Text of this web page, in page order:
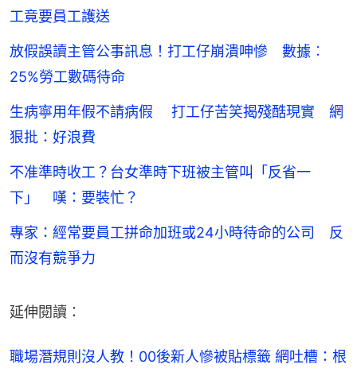
工竟要員工護送
放假誤讀主管公事訊息！打工仔崩潰呻慘 數據︰
25%勞工數碼待命
生病寧用年假不請病假 打工仔苦笑揭殘酷現實 網
狠批：好浪費
不准準時收工？台女準時下班被主管叫「反省一
下」 嘆：要裝忙？
專家：經常要員工拼命加班或24小時待命的公司 反
而沒有競爭力
延伸閱讀：
職場潛規則沒人教！00後新人慘被貼標籤 網吐槽：根